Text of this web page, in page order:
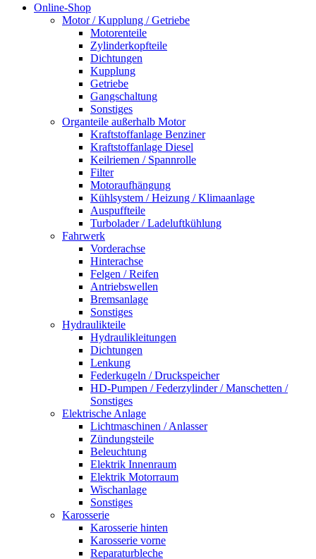
Online-Shop
Motor / Kupplung / Getriebe
Motorenteile
Zylinderkopfteile
Dichtungen
Kupplung
Getriebe
Gangschaltung
Sonstiges
Organteile außerhalb Motor
Kraftstoffanlage Benziner
Kraftstoffanlage Diesel
Keilriemen / Spannrolle
Filter
Motoraufhängung
Kühlsystem / Heizung / Klimaanlage
Auspuffteile
Turbolader / Ladeluftkühlung
Fahrwerk
Vorderachse
Hinterachse
Felgen / Reifen
Antriebswellen
Bremsanlage
Sonstiges
Hydraulikteile
Hydraulikleitungen
Dichtungen
Lenkung
Federkugeln / Druckspeicher
HD-Pumpen / Federzylinder / Manschetten /
Sonstiges
Elektrische Anlage
Lichtmaschinen / Anlasser
Zündungsteile
Beleuchtung
Elektrik Innenraum
Elektrik Motorraum
Wischanlage
Sonstiges
Karosserie
Karosserie hinten
Karosserie vorne
Reparaturbleche